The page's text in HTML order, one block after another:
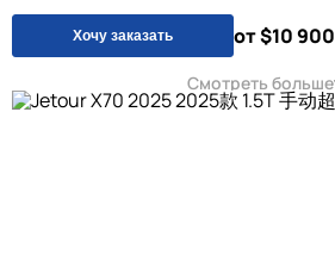
Хочу заказать от $10 900
Смотреть больше